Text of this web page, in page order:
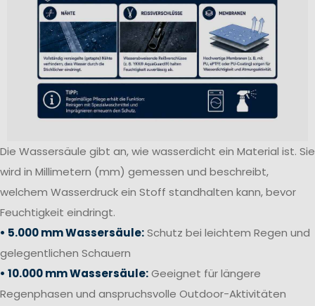
Die Wassersäule gibt an, wie wasserdicht ein Material ist. Sie
wird in Millimetern (mm) gemessen und beschreibt,
welchem Wasserdruck ein Stoff standhalten kann, bevor
Feuchtigkeit eindringt.
• 5.000 mm Wassersäule:Schutz bei leichtem Regen und
gelegentlichen Schauern
• 10.000 mm Wassersäule:Geeignet für längere
Regenphasen und anspruchsvolle Outdoor-Aktivitäten